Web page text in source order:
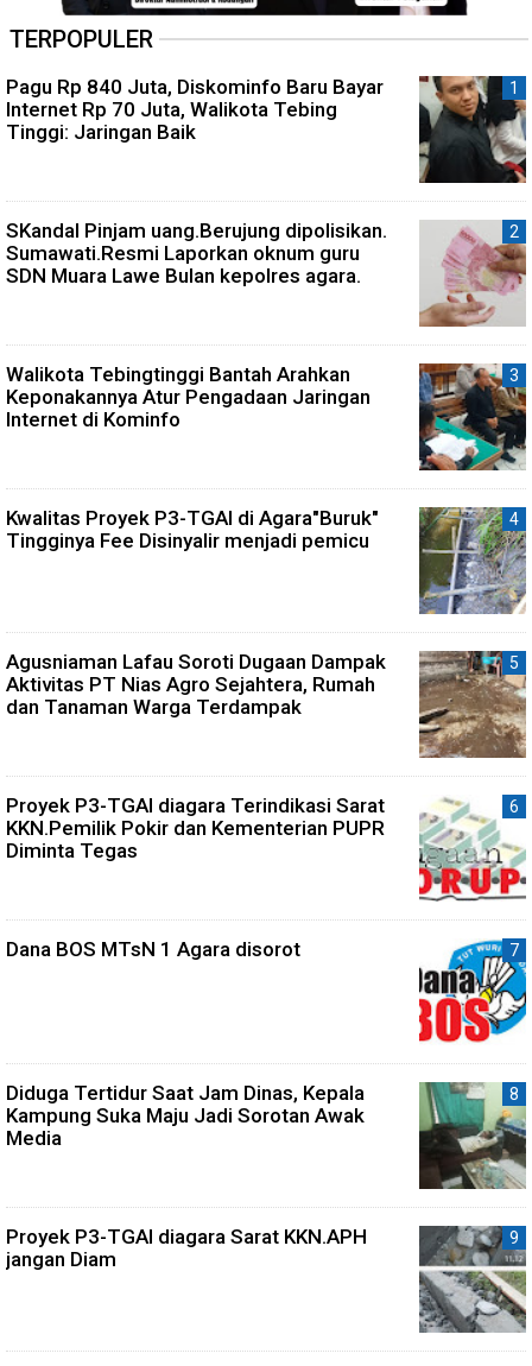
TERPOPULER
Pagu Rp 840 Juta, Diskominfo Baru Bayar
Internet Rp 70 Juta, Walikota Tebing
Tinggi: Jaringan Baik
SKandal Pinjam uang.Berujung dipolisikan.
Sumawati.Resmi Laporkan oknum guru
SDN Muara Lawe Bulan kepolres agara.
Walikota Tebingtinggi Bantah Arahkan
Keponakannya Atur Pengadaan Jaringan
Internet di Kominfo
Kwalitas Proyek P3-TGAI di Agara"Buruk"
Tingginya Fee Disinyalir menjadi pemicu
Agusniaman Lafau Soroti Dugaan Dampak
Aktivitas PT Nias Agro Sejahtera, Rumah
dan Tanaman Warga Terdampak
Proyek P3-TGAI diagara Terindikasi Sarat
KKN.Pemilik Pokir dan Kementerian PUPR
Diminta Tegas
Dana BOS MTsN 1 Agara disorot
Diduga Tertidur Saat Jam Dinas, Kepala
Kampung Suka Maju Jadi Sorotan Awak
Media
Proyek P3-TGAI diagara Sarat KKN.APH
jangan Diam